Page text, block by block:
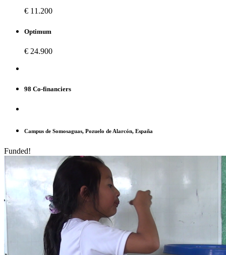
€ 11.200
Optimum
€ 24.900
98 Co-financiers
Campus de Somosaguas, Pozuelo de Alarcón, España
Funded!